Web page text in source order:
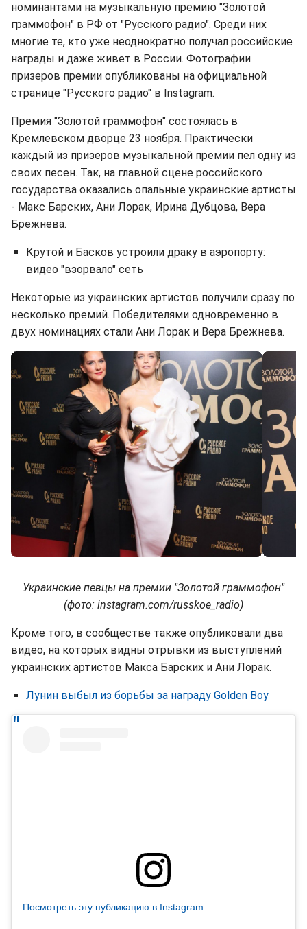
номинантами на музыкальную премию "Золотой
граммофон" в РФ от "Русского радио". Среди них
многие те, кто уже неоднократно получал российские
награды и даже живет в России. Фотографии
призеров премии опубликованы на официальной
странице "Русского радио" в Instagram.
Премия "Золотой граммофон" состоялась в
Кремлевском дворце 23 ноября. Практически
каждый из призеров музыкальной премии пел одну из
своих песен. Так, на главной сцене российского
государства оказались опальные украинские артисты
- Макс Барских, Ани Лорак, Ирина Дубцова, Вера
Брежнева.
Крутой и Басков устроили драку в аэропорту:
видео "взорвало" сеть
Некоторые из украинских артистов получили сразу по
несколько премий. Победителями одновременно в
двух номинациях стали Ани Лорак и Вера Брежнева.
Украинские певцы на премии "Золотой граммофон"
(фото: instagram.com/russkoe_radio)
Кроме того, в сообществе также опубликовали два
видео, на которых видны отрывки из выступлений
украинских артистов Макса Барских и Ани Лорак.
Лунин выбыл из борьбы за награду Golden Boy
Посмотреть эту публикацию в Instagram